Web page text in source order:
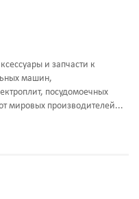
и запчасти к
машин,
посудомоечных
мировых производителей...